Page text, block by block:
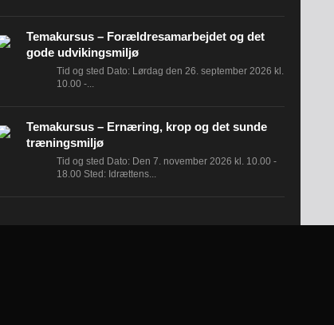
Temakursus – Forældresamarbejdet og det
gode udvikingsmiljø
Tid og sted Dato: Lørdag den 26. september 2026 kl.
10.00 -...
Temakursus – Ernæring, krop og det sunde
træningsmiljø
Tid og sted Dato: Den 7. november 2026 kl. 10.00 -
18.00 Sted: Idrættens...